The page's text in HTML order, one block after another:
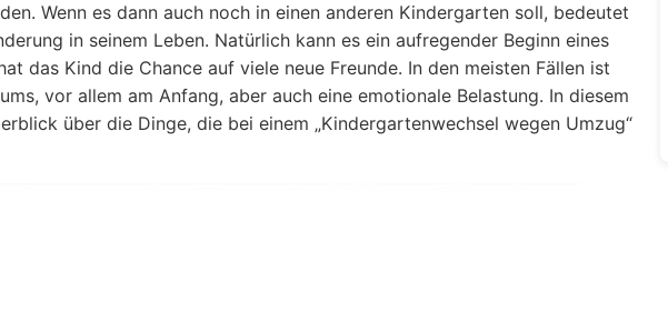
Wenn es dann auch noch in einen anderen Kindergarten soll, bedeutet
in seinem Leben. Natürlich kann es ein aufregender Beginn eines
das Kind die Chance auf viele neue Freunde. In den meisten Fällen ist
vor allem am Anfang, aber auch eine emotionale Belastung. In diesem
über die Dinge, die bei einem „Kindergartenwechsel wegen Umzug“